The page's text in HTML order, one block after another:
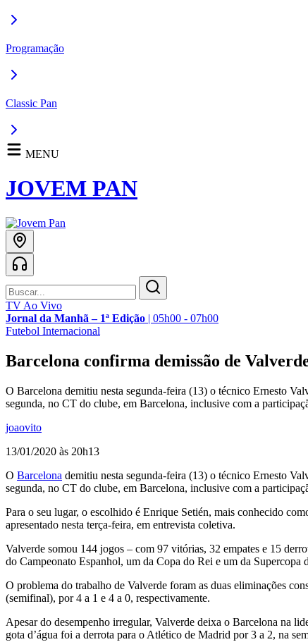
Programação
Classic Pan
MENU
JOVEM PAN
TV Ao Vivo
Jornal da Manhã – 1ª Edição | 05h00 - 07h00
Futebol Internacional
Barcelona confirma demissão de
O Barcelona demitiu nesta segunda-feira (13) o técnico Ernesto
segunda, no CT do clube, em Barcelona, inclusive com a
joaovito
13/01/2020 às 20h13
O Barcelona demitiu nesta segunda-feira (13) o técnico Ernesto
segunda, no CT do clube, em Barcelona, inclusive com a
Para o seu lugar, o escolhido é Enrique Setién, mais conhecido
apresentado nesta terça-feira, em entrevista coletiva.
Valverde somou 144 jogos – com 97 vitórias, 32 empates e 15
do Campeonato Espanhol, um da Copa do Rei e um da Supercopa
O problema do trabalho de Valverde foram as duas eliminações
(semifinal), por 4 a 1 e 4 a 0, respectivamente.
Apesar do desempenho irregular, Valverde deixa o Barcelona na
gota d’água foi a derrota para o Atlético de Madrid por 3 a 2, na